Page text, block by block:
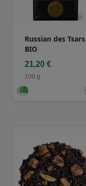
Russian des Tsars
BIO
21,20 €
100 g